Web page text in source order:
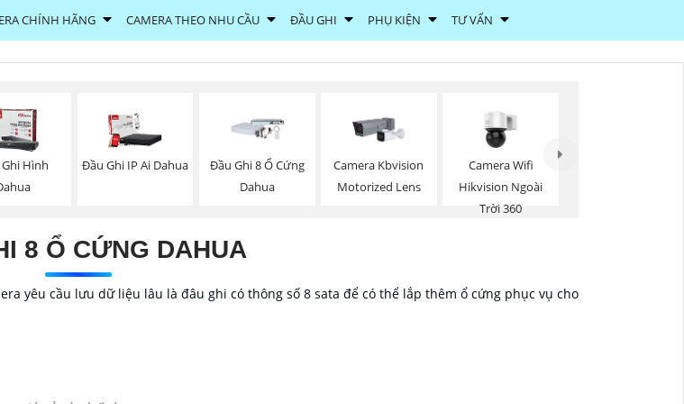
CHÍNH HÃNG CAMERA THEO NHU CẦU ĐẦU GHI PHỤ KIỆN TƯ VẤN
Hình
Đầu Ghi IP Ai Dahua
Đầu Ghi 8 Ổ Cứng
Dahua
Camera Kbvision
Motorized Lens
Camera Wifi
Hikvision Ngoài
Trời 360
8 Ổ CỨNG DAHUA
yêu cầu lưu dữ liệu lâu là đâu ghi có thông số 8 sata để có thể lắp thêm ổ cứng phục vụ cho